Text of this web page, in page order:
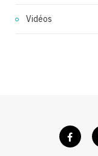
Vidéos